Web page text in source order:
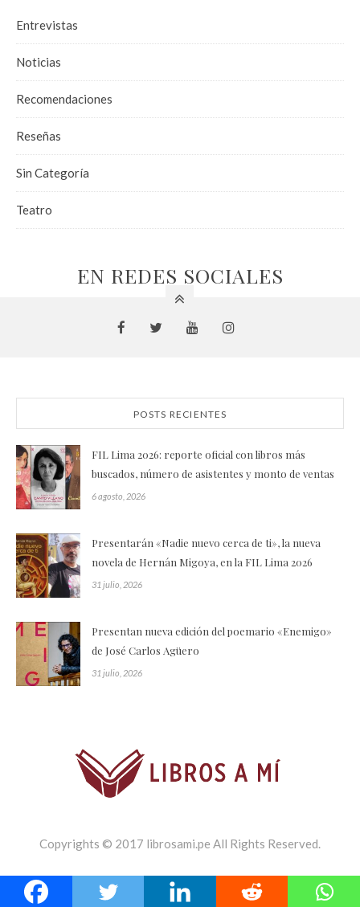
Entrevistas
Noticias
Recomendaciones
Reseñas
Sin Categoría
Teatro
EN REDES SOCIALES
POSTS RECIENTES
FIL Lima 2026: reporte oficial con libros más
buscados, número de asistentes y monto de ventas
6 agosto, 2026
Presentarán «Nadie nuevo cerca de ti», la nueva
novela de Hernán Migoya, en la FIL Lima 2026
31 julio, 2026
Presentan nueva edición del poemario «Enemigo»
de José Carlos Agüero
31 julio, 2026
Copyrights © 2017 librosami.pe All Rights Reserved.